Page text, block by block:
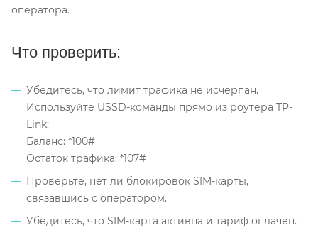
оператора.
Что проверить:
Убедитесь, что лимит трафика не исчерпан.
Используйте USSD-команды прямо из роутера TP-
Link:
Баланс: *100#
Остаток трафика: *107#
Проверьте, нет ли блокировок SIM-карты,
связавшись с оператором.
Убедитесь, что SIM-карта активна и тариф оплачен.